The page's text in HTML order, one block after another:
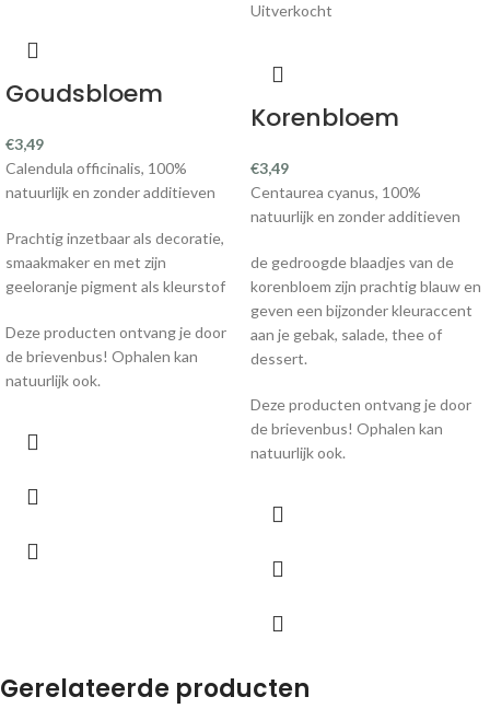
Goudsbloem
€3,49
Calendula officinalis, 100%
natuurlijk en zonder additieven
Prachtig inzetbaar als decoratie,
smaakmaker en met zijn
geeloranje pigment als kleurstof
Deze producten ontvang je door
de brievenbus! Ophalen kan
natuurlijk ook.
Uitverkocht
Korenbloem
€3,49
Centaurea cyanus, 100%
natuurlijk en zonder additieven
de gedroogde blaadjes van de
korenbloem zijn prachtig blauw en
geven een bijzonder kleuraccent
aan je gebak, salade, thee of
dessert.
Deze producten ontvang je door
de brievenbus! Ophalen kan
natuurlijk ook.
Gerelateerde producten